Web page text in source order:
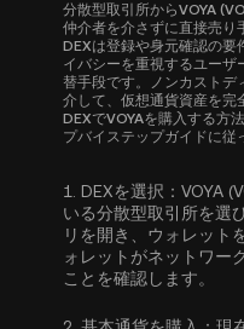
分散型取引所からVOYA
仲介者を介さずに直接売り
DEXは登録や身元確認の要
イバシーを重視するユーザ
替手段です。ノンカストデ
介して、仮想通貨資産を完
DEXでVOYAを購入する方
プバイステップガイドに従
1. DEXを選択： VOYA
いる分散型取引所を選
リを開き、ウォレット
ォレットがネットワー
ことを確認します。